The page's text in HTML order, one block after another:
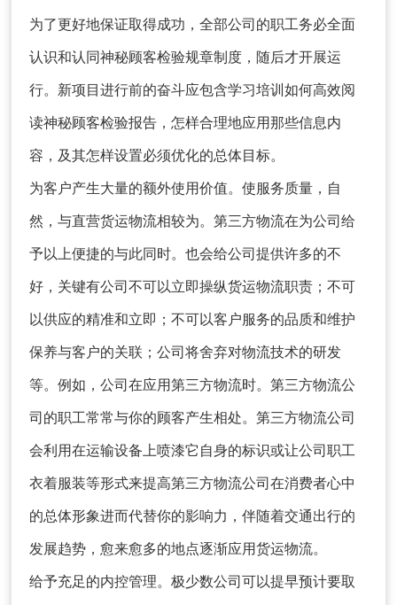
为了更好地保证取得成功，全部公司的职工务必全面
认识和认同神秘顾客检验规章制度，随后才开展运
行。新项目进行前的奋斗应包含学习培训如何高效阅
读神秘顾客检验报告，怎样合理地应用那些信息内
容，及其怎样设置必须优化的总体目标。
为客户产生大量的额外使用价值。使服务质量，自
然，与直营货运物流相较为。第三方物流在为公司给
予以上便捷的与此同时。也会给公司提供许多的不
好，关键有公司不可以立即操纵货运物流职责；不可
以供应的精准和立即；不可以客户服务的品质和维护
保养与客户的关联；公司将舍弃对物流技术的研发
等。例如，公司在应用第三方物流时。第三方物流公
司的职工常常与你的顾客产生相处。第三方物流公司
会利用在运输设备上喷漆它自身的标识或让公司职工
衣着服装等形式来提高第三方物流公司在消费者心中
的总体形象进而代替你的影响力，伴随着交通出行的
发展趋势，愈来愈多的地点逐渐应用货运物流。
给予充足的内控管理。极少数公司可以提早预计要取